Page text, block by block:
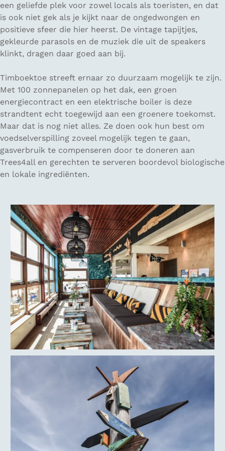
een geliefde plek voor zowel locals als toeristen, en dat
is ook niet gek als je kijkt naar de ongedwongen en
positieve sfeer die hier heerst. De vintage tapijtjes,
gekleurde parasols en de muziek die uit de speakers
klinkt, dragen daar goed aan bij.
Timboektoe streeft ernaar zo duurzaam mogelijk te zijn.
Met 100 zonnepanelen op het dak, een groen
energiecontract en een elektrische boiler is deze
strandtent echt toegewijd aan een groenere toekomst.
Maar dat is nog niet alles. Ze doen ook hun best om
voedselverspilling zoveel mogelijk tegen te gaan,
gasverbruik te compenseren door te doneren aan
Trees4all en gerechten te serveren boordevol biologische
en lokale ingrediënten.